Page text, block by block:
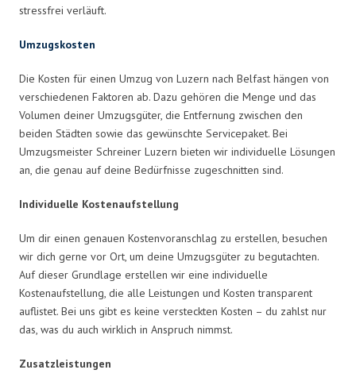
stressfrei verläuft.
Umzugskosten
Die Kosten für einen Umzug von Luzern nach Belfast hängen von
verschiedenen Faktoren ab. Dazu gehören die Menge und das
Volumen deiner Umzugsgüter, die Entfernung zwischen den
beiden Städten sowie das gewünschte Servicepaket. Bei
Umzugsmeister Schreiner Luzern bieten wir individuelle Lösungen
an, die genau auf deine Bedürfnisse zugeschnitten sind.
Individuelle Kostenaufstellung
Um dir einen genauen Kostenvoranschlag zu erstellen, besuchen
wir dich gerne vor Ort, um deine Umzugsgüter zu begutachten.
Auf dieser Grundlage erstellen wir eine individuelle
Kostenaufstellung, die alle Leistungen und Kosten transparent
auflistet. Bei uns gibt es keine versteckten Kosten – du zahlst nur
das, was du auch wirklich in Anspruch nimmst.
Zusatzleistungen